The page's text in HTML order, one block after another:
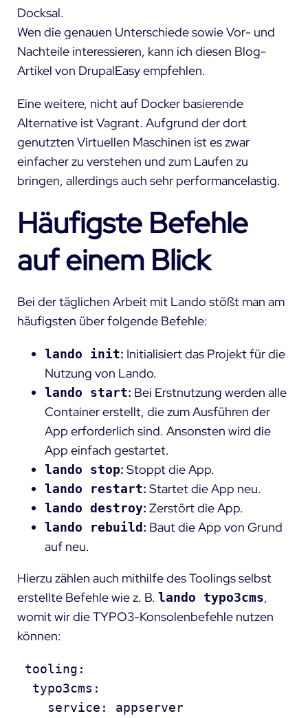
Docksal.
Wen die genauen Unterschiede sowie Vor- und
Nachteile interessieren, kann ich diesen Blog-
Artikel von DrupalEasy empfehlen.
Eine weitere, nicht auf Docker basierende
Alternative ist Vagrant. Aufgrund der dort
genutzten Virtuellen Maschinen ist es zwar
einfacher zu verstehen und zum Laufen zu
bringen, allerdings auch sehr performancelastig.
Häufigste Befehle
auf einem Blick
Bei der täglichen Arbeit mit Lando stößt man am
häufigsten über folgende Befehle:
lando init: Initialisiert das Projekt für die
Nutzung von Lando.
lando start: Bei Erstnutzung werden alle
Container erstellt, die zum Ausführen der
App erforderlich sind. Ansonsten wird die
App einfach gestartet.
lando stop: Stoppt die App.
lando restart: Startet die App neu.
lando destroy: Zerstört die App.
lando rebuild: Baut die App von Grund
auf neu.
Hierzu zählen auch mithilfe des Toolings selbst
erstellte Befehle wie z. B. lando typo3cms,
womit wir die TYPO3-Konsolenbefehle nutzen
können:
tooling:
  typo3cms:
    service: appserver